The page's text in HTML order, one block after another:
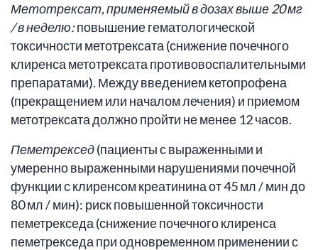
Метотрексат, применяемый в дозах выше 20 мг
/ в неделю:повышение гематологической
токсичности метотрексата (снижение почечного
клиренса метотрексата противовоспалительными
препаратами). Между введением кетопрофена
(прекращением или началом лечения) и приемом
метотрексата должно пройти не менее 12 часов.
Пеметрексед(пациенты с выраженными и
умеренно выраженными нарушениями почечной
функции с клиренсом креатинина от 45 мл / мин до
80 мл / мин): риск повышенной токсичности
пеметрекседа (снижение почечного клиренса
пеметрекседа при одновременном применении с